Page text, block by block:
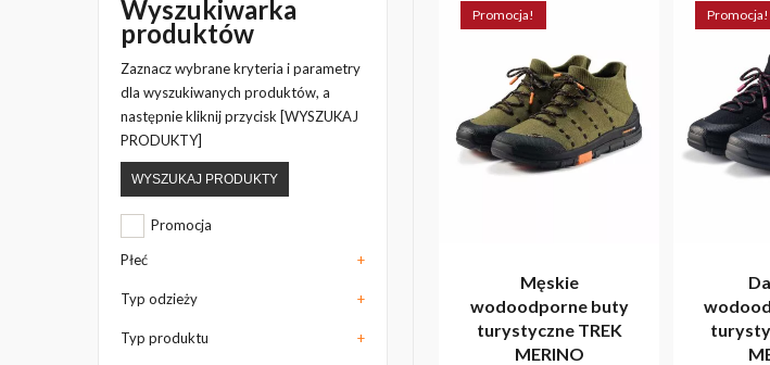
Wyszukiwarka
produktów
Zaznacz wybrane kryteria i parametry
dla wyszukiwanych produktów, a
następnie kliknij przycisk [WYSZUKAJ
PRODUKTY]
WYSZUKAJ PRODUKTY
Promocja
Płeć +
Typ odzieży +
Typ produktu +
Promocja!
Męskie
wodoodporne buty
turystyczne TREK
MERINO
Promocja!